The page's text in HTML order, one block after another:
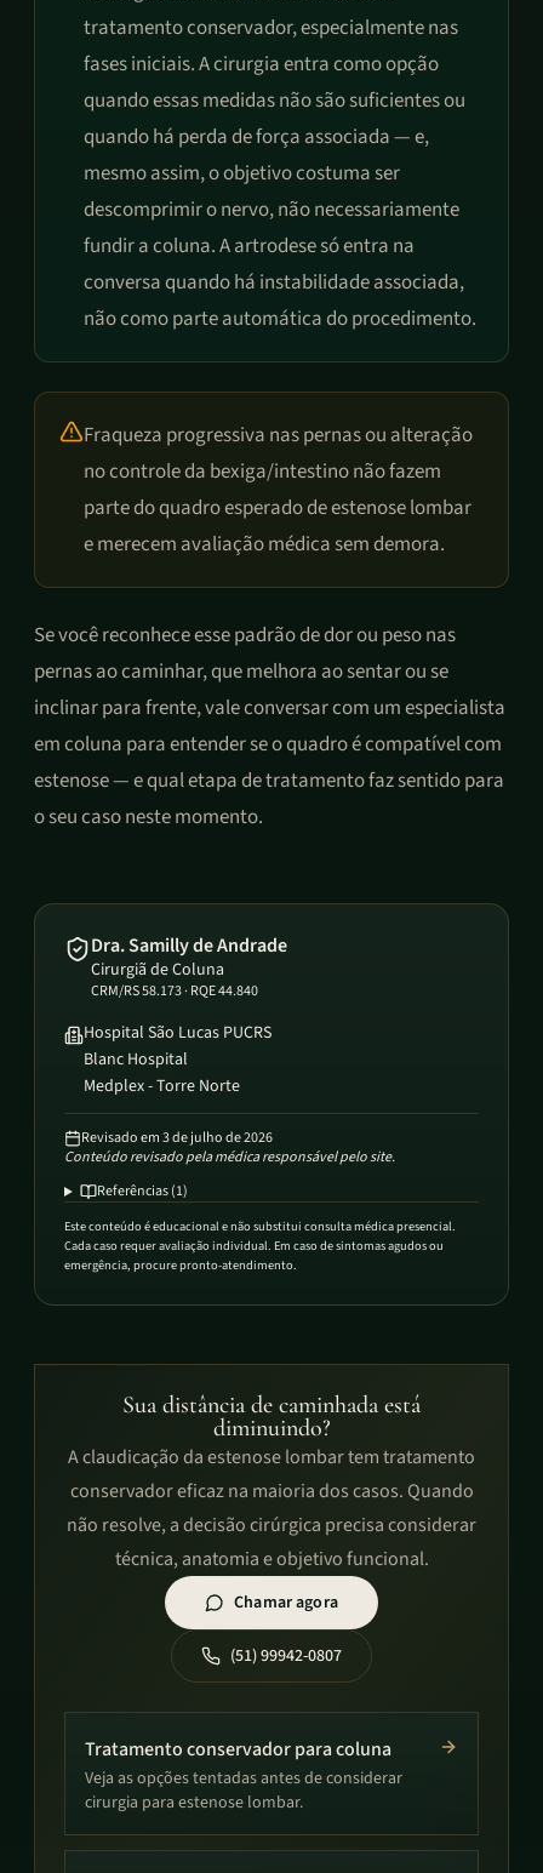
tratamento conservador, especialmente nas
fases iniciais. A cirurgia entra como opção
quando essas medidas não são suficientes ou
quando há perda de força associada — e,
mesmo assim, o objetivo costuma ser
descomprimir o nervo, não necessariamente
fundir a coluna. A artrodese só entra na
conversa quando há instabilidade associada,
não como parte automática do procedimento.
Fraqueza progressiva nas pernas ou alteração
no controle da bexiga/intestino não fazem
parte do quadro esperado de estenose lombar
e merecem avaliação médica sem demora.
Se você reconhece esse padrão de dor ou peso nas
pernas ao caminhar, que melhora ao sentar ou se
inclinar para frente, vale conversar com um especialista
em coluna para entender se o quadro é compatível com
estenose — e qual etapa de tratamento faz sentido para
o seu caso neste momento.
Dra. Samilly de Andrade
Cirurgiã de Coluna
CRM/RS 58.173 · RQE 44.840
Hospital São Lucas PUCRS
Blanc Hospital
Medplex - Torre Norte
Revisado em3 de julho de 2026
Conteúdo revisado pela médica responsável pelo site.
Referências (1)
Este conteúdo é educacional e não substitui consulta médica presencial.
Cada caso requer avaliação individual. Em caso de sintomas agudos ou
emergência, procure pronto-atendimento.
Sua distância de caminhada está
diminuindo?
A claudicação da estenose lombar tem tratamento
conservador eficaz na maioria dos casos. Quando
não resolve, a decisão cirúrgica precisa considerar
técnica, anatomia e objetivo funcional.
Chamar agora
(51) 99942-0807
Tratamento conservador para coluna
Veja as opções tentadas antes de considerar
cirurgia para estenose lombar.